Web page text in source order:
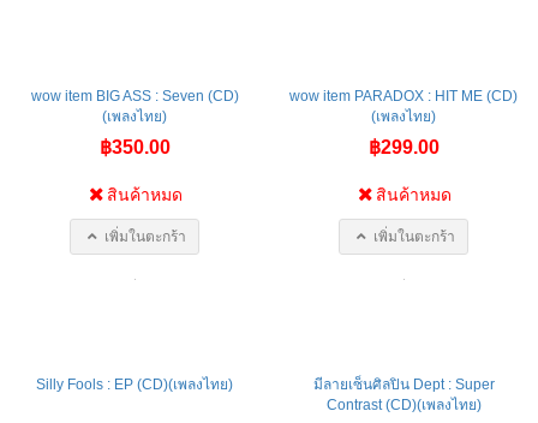
wow item BIG ASS : Seven (CD)
(เพลงไทย)
฿350.00
สินค้าหมด
เพิ่มในตะกร้า
wow item PARADOX : HIT ME (CD)
(เพลงไทย)
฿299.00
สินค้าหมด
เพิ่มในตะกร้า
Silly Fools : EP (CD)(เพลงไทย)
มีลายเซ็นศิลปิน Dept : Super
Contrast (CD)(เพลงไทย)